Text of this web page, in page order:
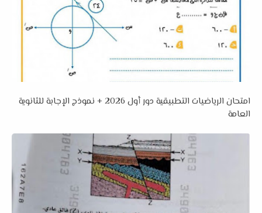
امتحان الرياضيات التطبيقية دور أول 2026 + نموذج الإجابة للثانوية
العامة